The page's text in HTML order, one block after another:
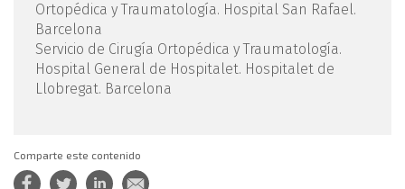
Ortopédica y Traumatología. Hospital San Rafael.
Barcelona
Servicio de Cirugía Ortopédica y Traumatología.
Hospital General de Hospitalet. Hospitalet de
Llobregat. Barcelona
Comparte este contenido